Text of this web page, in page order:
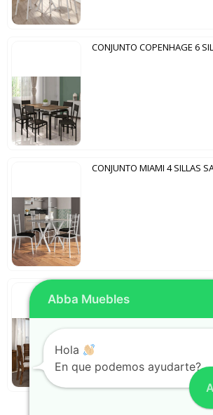
CONJUNTO FORMOSA 4
Abba Muebles
Hola
En que podemos ayudarte?